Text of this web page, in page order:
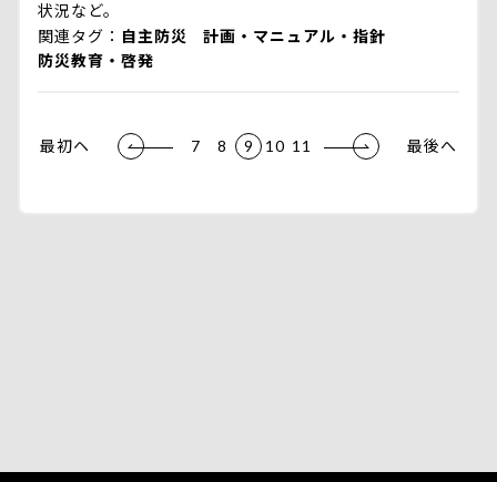
状況など。
関連タグ
自主防災
計画・マニュアル・指針
防災教育・啓発
最初ヘ 7 8 9 10 11 最後へ